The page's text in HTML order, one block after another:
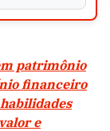
patrimônio
financeiro
e